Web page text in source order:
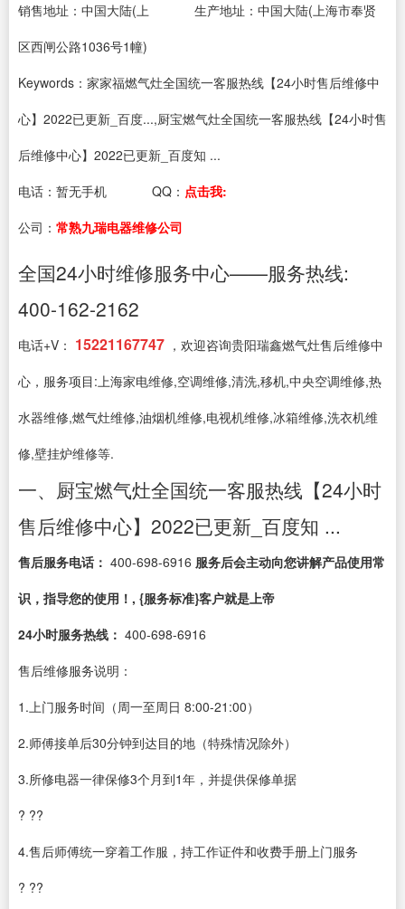
销售地址：中国大陆(上
生产地址：中国大陆(上海市奉贤
区西闸公路1036号1幢)
Keywords：家家福燃气灶全国统一客服热线【24小时售后维修中
心】2022已更新_百度...,厨宝燃气灶全国统一客服热线【24小时售
后维修中心】2022已更新_百度知 ...
电话： 暂无手机 QQ： 点击我:
公司： 常熟九瑞电器维修公司
全国24小时维修服务中心——服务热线:
400-162-2162
电话+V： 15221167747 ，欢迎咨询贵阳瑞鑫燃气灶售后维修中
心，服务项目:上海家电维修,空调维修,清洗,移机,中央空调维修,热
水器维修,燃气灶维修,油烟机维修,电视机维修,冰箱维修,洗衣机维
修,壁挂炉维修等.
一、厨宝燃气灶全国统一客服热线【24小时
售后维修中心】2022已更新_百度知 ...
售后服务电话： 400-698-6916 服务后会主动向您讲解产品使用常
识，指导您的使用！, {服务标准}客户就是上帝
24小时服务热线： 400-698-6916
售后维修服务说明：
1.上门服务时间（周一至周日 8:00-21:00）
2.师傅接单后30分钟到达目的地（特殊情况除外）
3.所修电器一律保修3个月到1年，并提供保修单据
? ??
4.售后师傅统一穿着工作服，持工作证件和收费手册上门服务
? ??